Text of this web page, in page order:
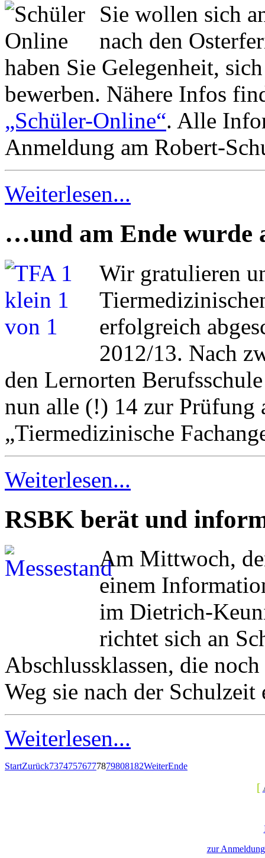
Sie wollen sich
nach den
haben Sie Gelegenheit,
bewerben. Nähere Infos
„Schüler-Online“. Alle
Anmeldung am Robert-
Weiterlesen...
…und am Ende wurde
Wir gratulieren
erfolgreich
2012/13. Nach
den Lernorten
nun alle (!) 14 zur Prüfung
„Tiermedizinische
Weiterlesen...
RSBK berät und
Am Mittwoch,
einem
im Dietrich-
richtet sich an
Abschlussklassen, die
Weg sie nach der
Weiterlesen...
StartZurück73747576777879808182WeiterEnde
[
zur